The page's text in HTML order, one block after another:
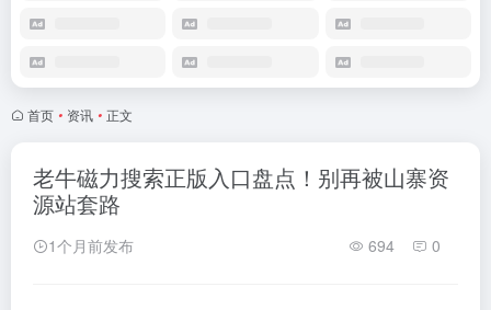
首页 • 资讯 • 正文
老牛磁力搜索正版入口盘点！别再被山寨资
源站套路
1个月前发布 694 0